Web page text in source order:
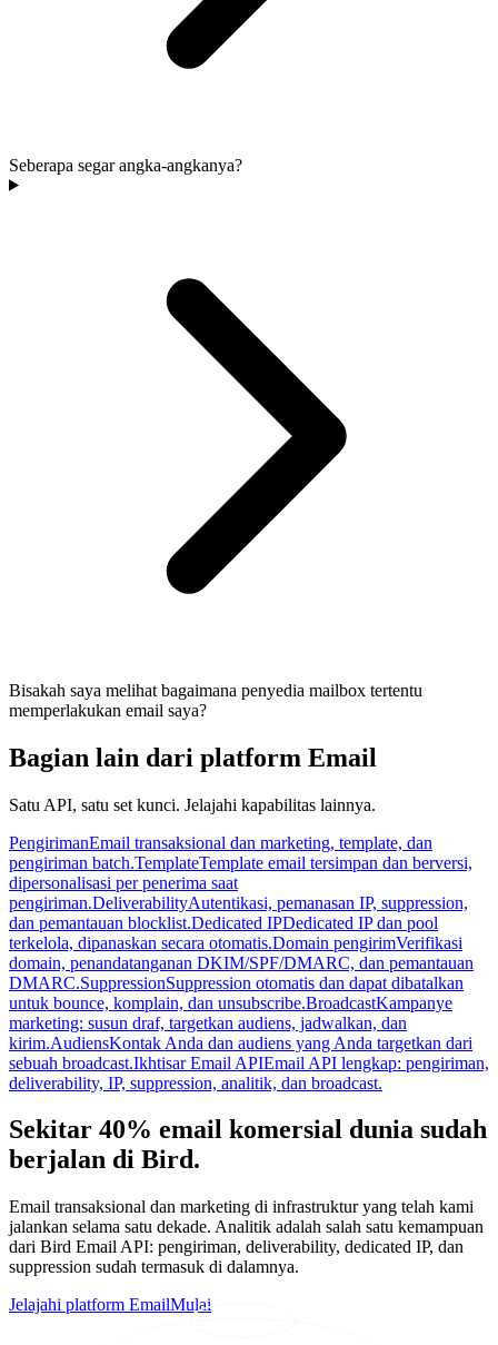
Seberapa segar angka-angkanya?
Bisakah saya melihat bagaimana penyedia mailbox tertentu
memperlakukan email saya?
Bagian lain dari platform Email
Satu API, satu set kunci. Jelajahi kapabilitas lainnya.
PengirimanEmail transaksional dan marketing, template, dan
pengiriman batch.TemplateTemplate email tersimpan dan berversi,
dipersonalisasi per penerima saat
pengiriman.DeliverabilityAutentikasi, pemanasan IP, suppression,
dan pemantauan blocklist.Dedicated IPDedicated IP dan pool
terkelola, dipanaskan secara otomatis.Domain pengirimVerifikasi
domain, penandatanganan DKIM/SPF/DMARC, dan pemantauan
DMARC.SuppressionSuppression otomatis dan dapat dibatalkan
untuk bounce, komplain, dan unsubscribe.BroadcastKampanye
marketing: susun draf, targetkan audiens, jadwalkan, dan
kirim.AudiensKontak Anda dan audiens yang Anda targetkan dari
sebuah broadcast.Ikhtisar Email APIEmail API lengkap: pengiriman,
deliverability, IP, suppression, analitik, dan broadcast.
Sekitar 40% email komersial dunia sudah
berjalan di Bird.
Email transaksional dan marketing di infrastruktur yang telah kami
jalankan selama satu dekade. Analitik adalah salah satu kemampuan
dari Bird Email API: pengiriman, deliverability, dedicated IP, dan
suppression sudah termasuk di dalamnya.
Jelajahi platform EmailMulai